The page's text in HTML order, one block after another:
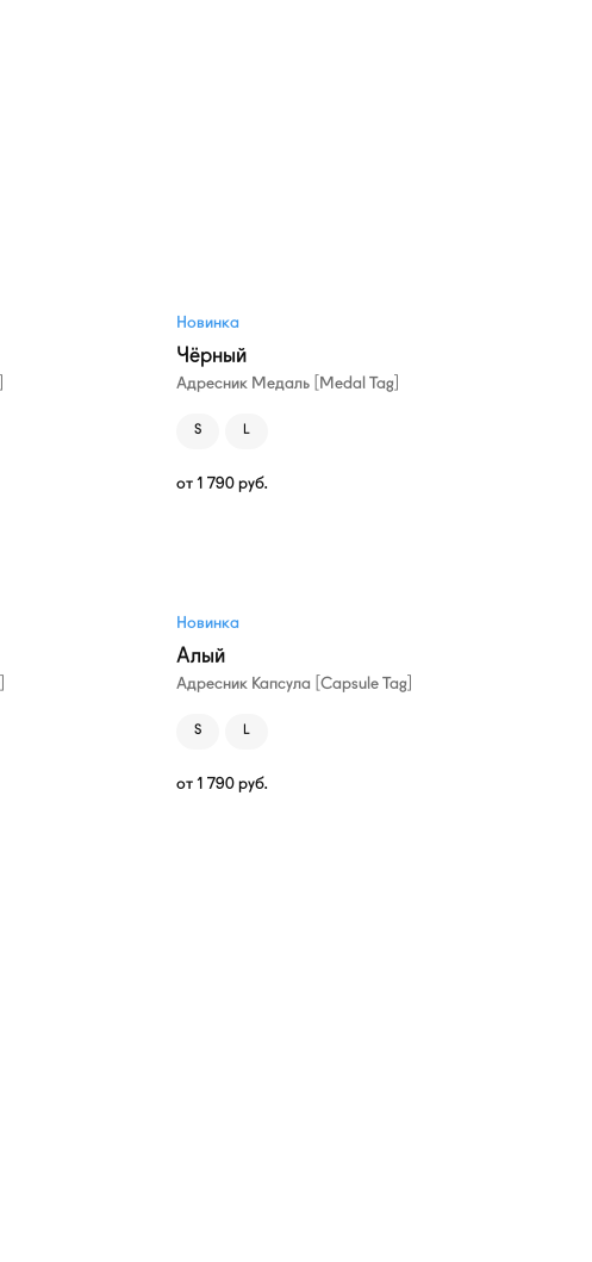
Новинка
Чёрный
Адресник Медаль [Medal Tag]
S L
от 1 790 руб.
Новинка
Алый
Адресник Капсула [Capsule Tag]
S L
от 1 790 руб.